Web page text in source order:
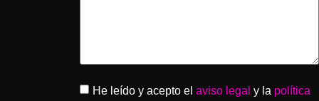
He leído y acepto el aviso legal y la política